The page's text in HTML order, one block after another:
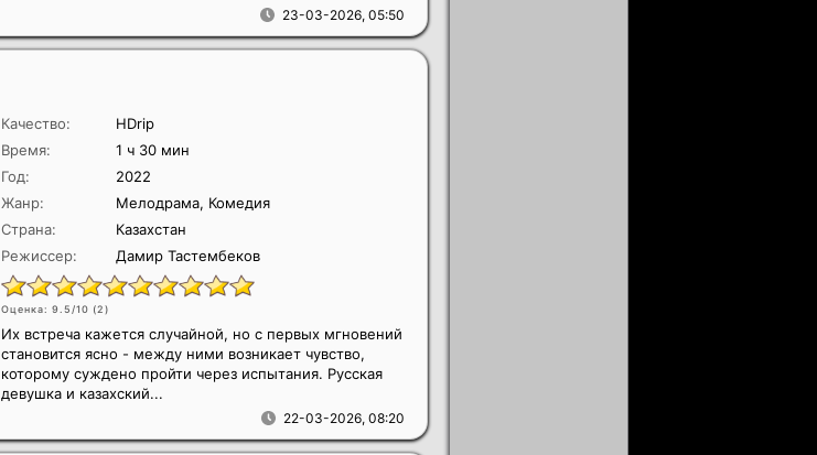
23-03-2026, 05:50
Качество:
HDrip
Время:
1 ч 30 мин
Год:
2022
Жанр:
Мелодрама, Комедия
Страна:
Казахстан
Режиссер:
Дамир Тастембеков
Оценка: 9.5/10 (2)
22-03-2026, 08:20
Их встреча кажется случайной, но с первых мгновений
становится ясно - между ними возникает чувство,
которому суждено пройти через испытания. Русская
девушка и казахский...